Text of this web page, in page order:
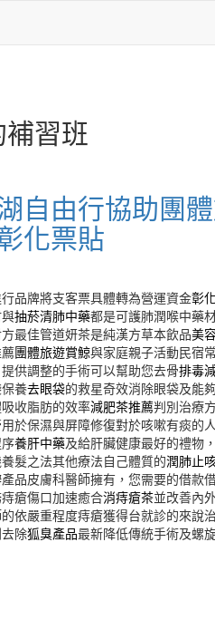
習班
自由行協助團
化票貼
品牌將支客票具體轉為營運資金彰
抽菸清肺中藥都是可護肺潤喉中藥
最佳管道妍茶是純漢方草本飲品美
團體旅遊賞鯨與家庭親子活動民宿
供調整的手術可以幫助您去骨排毒
養去眼袋的救星奇效消除眼袋及能
收脂肪的效率減肥茶推薦判別治療
於保濕與屏障修復對於咳嗽有痰的
養肝中藥及給肝臟健康最好的禮物
髮之法其他療法自己體質的潤肺止
產品皮膚科醫師擁有，您需要的借款
瘡傷口加速癒合消痔瘡茶並改善內
依嚴重程度痔瘡獲得台就診的來說
除狐臭產品最新降低傳統手術及螺